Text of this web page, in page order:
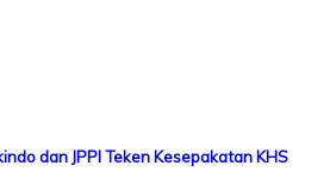
dan JPPI Teken Kesepakatan KHS